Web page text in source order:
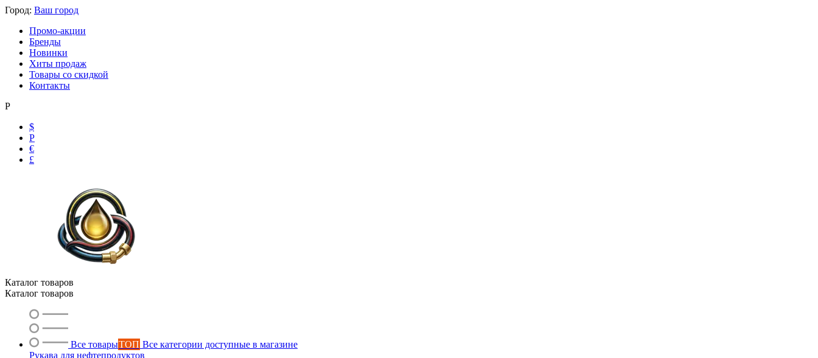
Город: Ваш город
Промо-акции
Бренды
Новинки
Хиты продаж
Товары со скидкой
Контакты
Р
$
Р
€
£
Каталог товаров
Каталог товаров
Все товарыТОП Все категории доступные в магазине
Рукава для нефтепродуктов